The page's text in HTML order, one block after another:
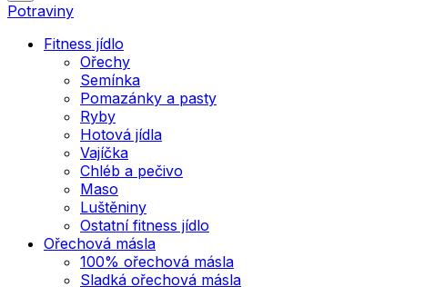
Potraviny
Fitness jídlo
Ořechy
Semínka
Pomazánky a pasty
Ryby
Hotová jídla
Vajíčka
Chléb a pečivo
Maso
Luštěniny
Ostatní fitness jídlo
Ořechová másla
100% ořechová másla
Sladká ořechová másla